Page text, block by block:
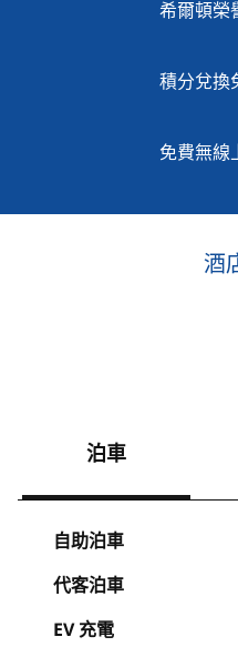
希爾頓榮
積分兌換
免費無線
酒
泊車
自助泊車
代客泊車
EV 充電